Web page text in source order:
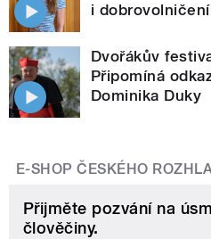
i
Dvořákův
Připomíná
Dominika Duky
E-SHOP ČESKÉHO
Přijměte pozvání na
člověčiny.